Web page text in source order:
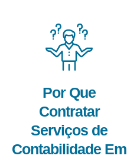
Por Que
Contratar
Serviços de
Contabilidade Em